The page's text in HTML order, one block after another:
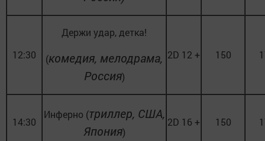
12:30
Держи удар, детка!
(комедия, мелодрама,
Россия)
2D 12 + 150
14:30
Инферно (триллер, США,
Япония)
2D 16 + 150